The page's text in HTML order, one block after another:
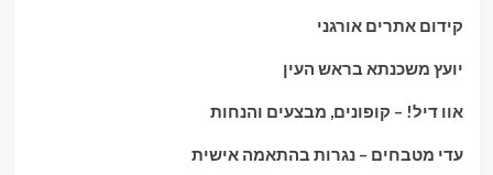
קידום אתרים אורגני
יועץ משכנתא בראש העין
אוו דיל! – קופונים, מבצעים והנחות
עדי מטבחים – נגרות בהתאמה אישית